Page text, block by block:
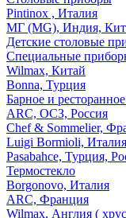
Pintinox , Италия
МГ (MG), Индия,
Детские столовые
Специальные
Wilmax, Китай
Bonna, Турция
Барное и
ARC, ОСЗ, Россия
Chef & Sommelier,
Luigi Bormioli, Италия
Pasabahce, Турция,
Термостекло
Borgonovo, Италия
ARC, Франция
Wilmax, Англия (